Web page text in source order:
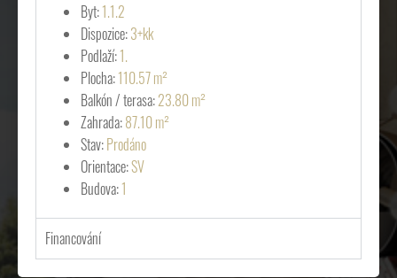
Byt:1.1.2
Dispozice:3+kk
Podlaží:1.
Plocha:110.57 m²
Balkón / terasa:23.80 m²
Zahrada:87.10 m²
Stav:Prodáno
Orientace:SV
Budova:1
Financování